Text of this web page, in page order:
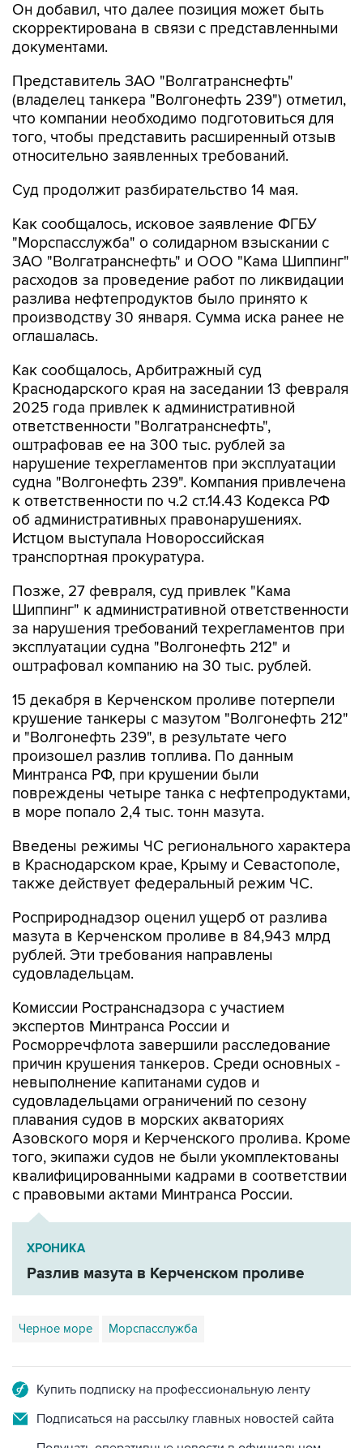
Он добавил, что далее позиция может быть
скорректирована в связи с представленными
документами.
Представитель ЗАО "Волгатранснефть"
(владелец танкера "Волгонефть 239") отметил,
что компании необходимо подготовиться для
того, чтобы представить расширенный отзыв
относительно заявленных требований.
Суд продолжит разбирательство 14 мая.
Как сообщалось, исковое заявление ФГБУ
"Морспасслужба" о солидарном взыскании с
ЗАО "Волгатранснефть" и ООО "Кама Шиппинг"
расходов за проведение работ по ликвидации
разлива нефтепродуктов было принято к
производству 30 января. Сумма иска ранее не
оглашалась.
Как сообщалось, Арбитражный суд
Краснодарского края на заседании 13 февраля
2025 года привлек к административной
ответственности "Волгатранснефть",
оштрафовав ее на 300 тыс. рублей за
нарушение техрегламентов при эксплуатации
судна "Волгонефть 239". Компания привлечена
к ответственности по ч.2 ст.14.43 Кодекса РФ
об административных правонарушениях.
Истцом выступала Новороссийская
транспортная прокуратура.
Позже, 27 февраля, суд привлек "Кама
Шиппинг" к административной ответственности
за нарушения требований техрегламентов при
эксплуатации судна "Волгонефть 212" и
оштрафовал компанию на 30 тыс. рублей.
15 декабря в Керченском проливе потерпели
крушение танкеры с мазутом "Волгонефть 212"
и "Волгонефть 239", в результате чего
произошел разлив топлива. По данным
Минтранса РФ, при крушении были
повреждены четыре танка с нефтепродуктами,
в море попало 2,4 тыс. тонн мазута.
Введены режимы ЧС регионального характера
в Краснодарском крае, Крыму и Севастополе,
также действует федеральный режим ЧС.
Росприроднадзор оценил ущерб от разлива
мазута в Керченском проливе в 84,943 млрд
рублей. Эти требования направлены
судовладельцам.
Комиссии Ространснадзора с участием
экспертов Минтранса России и
Росморречфлота завершили расследование
причин крушения танкеров. Среди основных -
невыполнение капитанами судов и
судовладельцами ограничений по сезону
плавания судов в морских акваториях
Азовского моря и Керченского пролива. Кроме
того, экипажи судов не были укомплектованы
квалифицированными кадрами в соответствии
с правовыми актами Минтранса России.
ХРОНИКА
Разлив мазута в Керченском проливе
Черное море Морспасслужба
Купить подписку на профессиональную ленту
Подписаться на рассылку главных новостей сайта